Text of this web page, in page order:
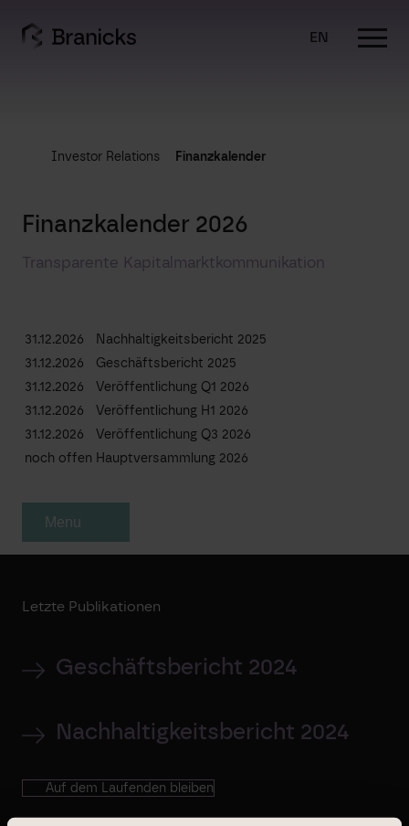
content
EN
Investor Relations Finanzkalender
Finanzkalender 2026
Transparente Kapitalmarktkommunikation
31.12.2026
Nachhaltigkeitsbericht 2025
31.12.2026
Geschäftsbericht 2025
31.12.2026
Veröffentlichung Q1 2026
31.12.2026
Veröffentlichung H1 2026
31.12.2026
Veröffentlichung Q3 2026
noch offen Hauptversammlung 2026
Menu
Letzte Publikationen
Geschäftsbericht 2024
Nachhaltigkeitsbericht 2024
Auf dem Laufenden bleiben